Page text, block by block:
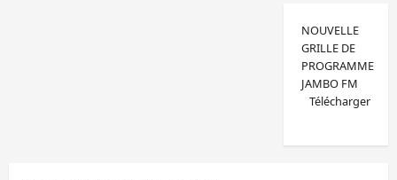
NOUVELLE
GRILLE DE
PROGRAMME
JAMBO FM
Télécharger